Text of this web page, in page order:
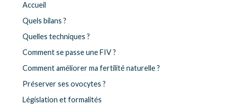
Accueil
Quels bilans ?
Quelles techniques ?
Comment se passe une FIV ?
Comment améliorer ma fertilité naturelle ?
Préserver ses ovocytes ?
Législation et formalités